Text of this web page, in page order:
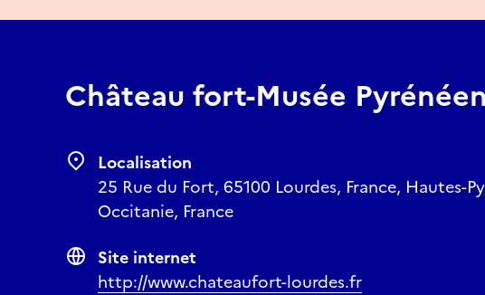
Château fort-Musée Pyrénéen
Localisation
25 Rue du Fort, 65100 Lourdes, France, Hautes-
Occitanie, France
Site internet
http://www.chateaufort-lourdes.fr